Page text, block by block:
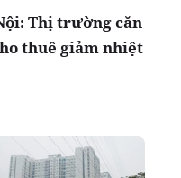
Thị trường căn
thuê giảm nhiệt